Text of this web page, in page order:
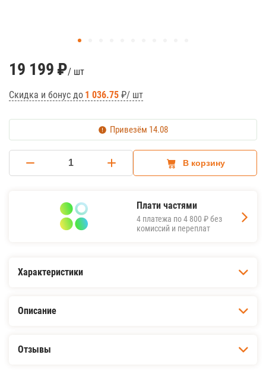
19 199 ₽/ шт
Скидка и бонус до 1 036.75 ₽/ шт
Привезём 14.08
В корзину
Плати частями
4 платежа по4 800 ₽без
комиссий и переплат
Характеристики
Описание
Отзывы